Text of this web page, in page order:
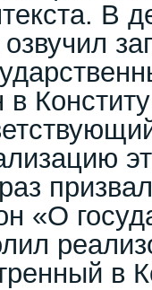
В
в
«О
в